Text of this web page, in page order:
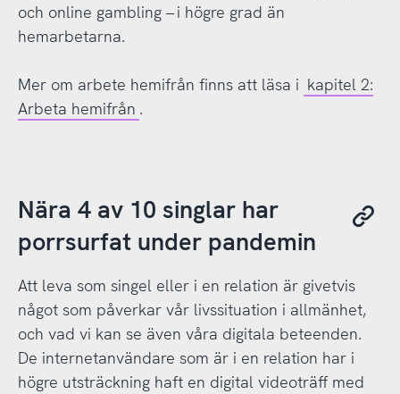
och online gambling – i högre grad än
hemarbetarna.
Mer om arbete hemifrån finns att läsa i kapitel 2:
Arbeta hemifrån .
Nära 4 av 10 singlar har
porrsurfat under pandemin
Att leva som singel eller i en relation är givetvis
något som påverkar vår livssituation i allmänhet,
och vad vi kan se även våra digitala beteenden.
De internetanvändare som är i en relation har i
högre utsträckning haft en digital videoträff med